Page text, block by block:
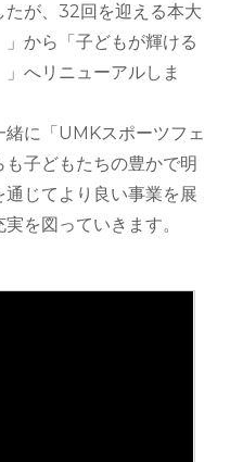
が、32回を迎える本大
から「子どもが輝ける
へリニューアルしま
緒に「UMKスポーツフェ
子どもたちの豊かで明
じてより良い事業を展
を図っていきます。